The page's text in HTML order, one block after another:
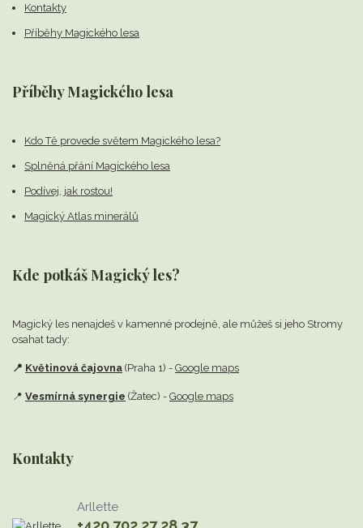
Kontakty
Příběhy Magického lesa
Příběhy Magického lesa
Kdo Tě provede světem Magického lesa?
Splněná přání Magického lesa
Podívej, jak rostou!
Magický Atlas minerálů
Kde potkáš Magický les?
Magický les nenajdeš v kamenné prodejně, ale můžeš si jeho Stromy
osahat tady:
📍 Květinová čajovna (Praha 1) - Google maps
📍 Vesmírná synergie (Žatec) - Google maps
Kontakty
Arllette